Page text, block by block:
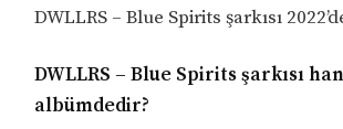
DWLLRS – Blue Spirits şarkısı
DWLLRS – Blue Spirits şarkısı
albümdedir?